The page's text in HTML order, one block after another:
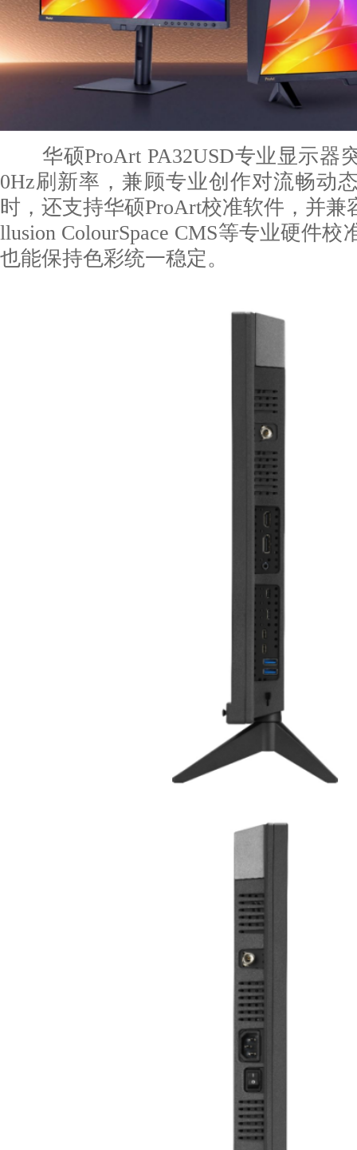
华硕ProArt PA32USD专业显示器
0Hz刷新率，兼顾专业创作对流畅动
时，还支持华硕ProArt校准软件，并兼
llusion ColourSpace CMS等专业硬件
也能保持色彩统一稳定。